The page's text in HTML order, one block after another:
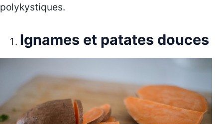
polykystiques.
Ignames et patates douces